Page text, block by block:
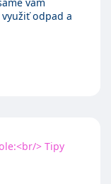
vám
odpad a